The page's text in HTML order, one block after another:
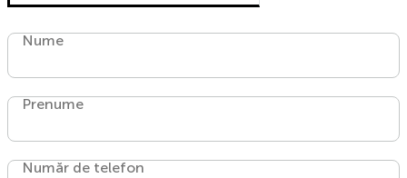
Nume
Prenume
Număr de telefon